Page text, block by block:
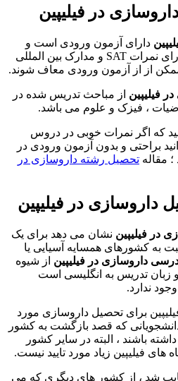
در فیلیپین
دارای آزمون ورودی است و
البته دانشجویان خارجی که دارای نمرات SAT و مدارک بین المللی
از از آزمون ورودی معاف شوند.
فیلیپین از مباحث تدریس شده در
، فیزک و علوم می باشد.
که اگر نمرات خوبی در دروس
براحتی و بدون آزمون ورودی در
مقاله تحصیل رشته داروسازی در
داروسازی در فیلیپین
در فیلیپین نشان می دهد برای یک
به کشورهای همسایه آسیایی یا
درسی داروسازی در فیلیپین از شیوه
زبان تدریس به انگلیسی است
ندارد.
برای تحصیل داروسازی مورد
که قصد بازگشت به کشور
باشند ، البته در سایر کشور
های فیلیپین زیاد مورد تایید نیست.
شد ، از کشور های دیگری که می